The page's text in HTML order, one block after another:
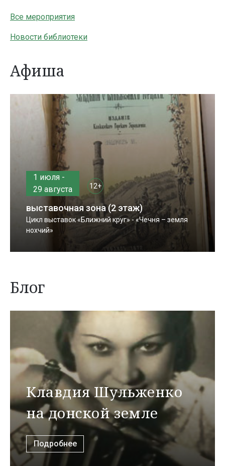
Все мероприятия
Новости библиотеки
Афиша
1 июля -
29 августа
12+
выставочная зона (2 этаж)
Цикл выставок «Ближний круг» - «Чечня – земля
нохчий»
Блог
Клавдия Шульженко
на донской земле
Подробнее